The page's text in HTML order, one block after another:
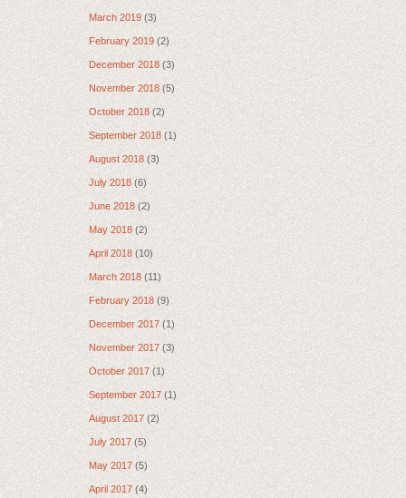
March 2019 (3)
February 2019 (2)
December 2018 (3)
November 2018 (5)
October 2018 (2)
September 2018 (1)
August 2018 (3)
July 2018 (6)
June 2018 (2)
May 2018 (2)
April 2018 (10)
March 2018 (11)
February 2018 (9)
December 2017 (1)
November 2017 (3)
October 2017 (1)
September 2017 (1)
August 2017 (2)
July 2017 (5)
May 2017 (5)
April 2017 (4)